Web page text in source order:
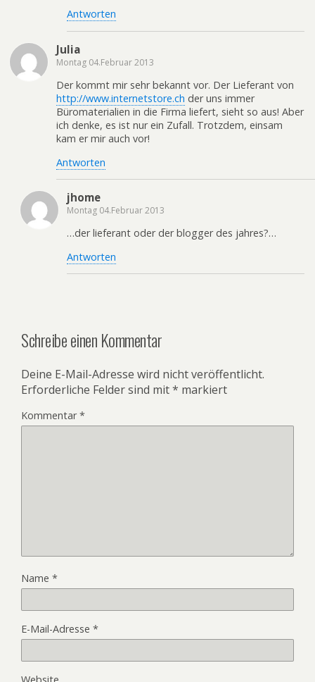
Antworten
Julia
Montag 04.Februar 2013
Der kommt mir sehr bekannt vor. Der Lieferant von
http://www.internetstore.ch der uns immer
Büromaterialien in die Firma liefert, sieht so aus! Aber
ich denke, es ist nur ein Zufall. Trotzdem, einsam
kam er mir auch vor!
Antworten
jhome
Montag 04.Februar 2013
…der lieferant oder der blogger des jahres?…
Antworten
Schreibe einen Kommentar
Deine E-Mail-Adresse wird nicht veröffentlicht.
Erforderliche Felder sind mit* markiert
Kommentar*
Name *
E-Mail-Adresse *